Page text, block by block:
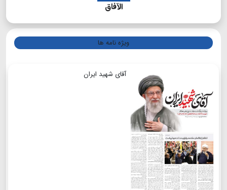
الآفاق
ویژه نامه ها
آقای شهید ایران